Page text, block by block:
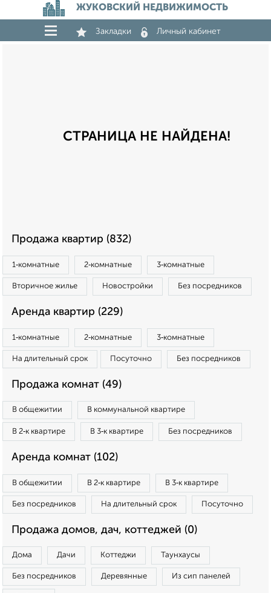
ЖУКОВСКИЙ НЕДВИЖИМОСТЬ
Закладки Личный кабинет
СТРАНИЦА НЕ НАЙДЕНА!
Продажа квартир (832)
1‑комнатные 2‑комнатные 3‑комнатные
Вторичное жилье Новостройки Без посредников
Аренда квартир (229)
1‑комнатные 2‑комнатные 3‑комнатные
На длительный срок Посуточно Без посредников
Продажа комнат (49)
В общежитии В коммунальной квартире
В 2‑к квартире В 3‑к квартире Без посредников
Аренда комнат (102)
В общежитии В 2‑к квартире В 3‑к квартире
Без посредников На длительный срок Посуточно
Продажа домов, дач, коттеджей (0)
Дома Дачи Коттеджи Таунхаусы
Без посредников Деревянные Из сип панелей